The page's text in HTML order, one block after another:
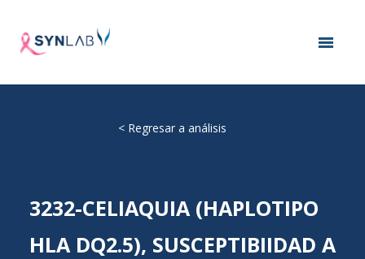
< Regresar a análisis
3232-CELIAQUIA (HAPLOTIPO
HLA DQ2.5), SUSCEPTIBIIDAD A